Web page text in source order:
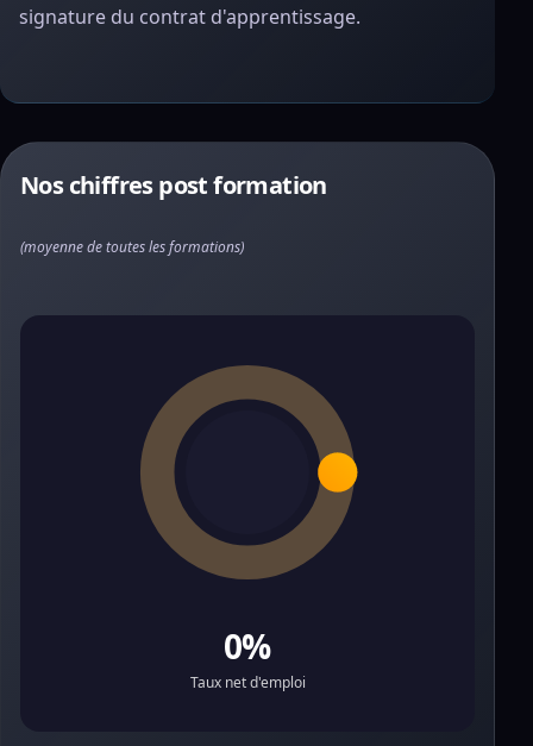
signature du contrat d'apprentissage.
Nos chiffres post formation
(moyenne de toutes les formations)
0%
Taux net d'emploi